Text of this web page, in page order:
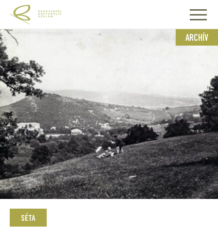
ARCHÍV
SÉTA